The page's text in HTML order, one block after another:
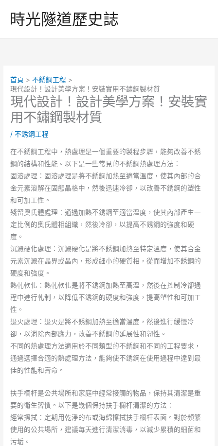
時光隧道歷史誌
首頁
不銹鋼工程
現代設計！設計美學方案！安裝實用不鏽鋼製材質
現代設計！設計美學方案！安裝實
用不鏽鋼製材質
/不銹鋼工程
在不銹鋼工程中，熱處理是一個重要的製程步驟，能夠改善不銹
鋼的結構和性能。以下是一些常見的不銹鋼熱處理方法：
固溶處理：固溶處理是將不銹鋼加熱至適當溫度，使其內部的合
金元素溶解在固態晶格中，然後迅速冷卻，以改善不銹鋼的塑性
和可加工性。
殘留奧氏體處理：通過加熱不銹鋼至適當溫度，使其內部產生一
定比例的奧氏體相組織，然後冷卻，以提高不銹鋼的強度和硬
度。
沉澱硬化處理：沉澱硬化是將不銹鋼加熱至特定溫度，使其合金
元素沉澱在晶界或晶內，形成細小的硬質相，從而增加不銹鋼的
硬度和強度。
熱軋軟化：熱軋軟化是將不銹鋼加熱至高溫，然後在控制冷卻過
程中進行軋制，以降低不銹鋼的硬度和強度，提高塑性和可加工
性。
退火處理：退火是將不銹鋼加熱至適當溫度，然後進行緩慢冷
卻，以消除內部應力，改善不銹鋼的延展性和韌性。
不同的熱處理方法適用於不同類型的不銹鋼和不同的工程要求，
通過選擇合適的熱處理方法，能夠使不銹鋼在使用過程中達到最
佳的性能和壽命。
扶手欄杆是公共場所和家庭中經常接觸的物品，保持其清潔是重
要的衛生習慣。以下是幾個保持扶手欄杆清潔的方法：
經常擦拭：定期用乾淨的布或海綿擦拭扶手欄杆表面。對於頻繁
使用的公共場所，建議每天進行清潔消毒，以減少累積的細菌和
污垢。